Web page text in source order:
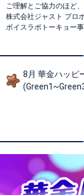
ご理解とご協力のほど
株式会社ジャスト プロ
ボイスラボトーキョー
8月 華金ハッピ